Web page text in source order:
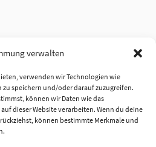
verwalten
verwenden wir Technologien wie
speichern und/oder darauf zuzugreifen.
können wir Daten wie das
dieser Website verarbeiten. Wenn du deine
können bestimmte Merkmale und